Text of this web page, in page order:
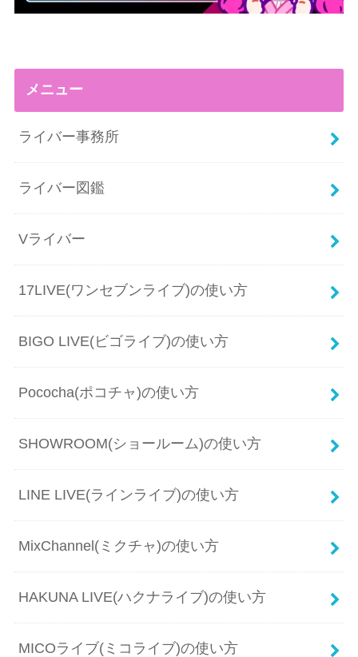
メニュー
ライバー事務所
ライバー図鑑
Vライバー
17LIVE(ワンセブンライブ)の使い方
BIGO LIVE(ビゴライブ)の使い方
Pococha(ポコチャ)の使い方
SHOWROOM(ショールーム)の使い方
LINE LIVE(ラインライブ)の使い方
MixChannel(ミクチャ)の使い方
HAKUNA LIVE(ハクナライブ)の使い方
MICOライブ(ミコライブ)の使い方